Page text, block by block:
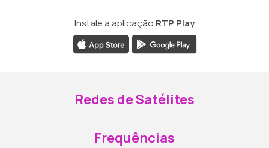
Instale a aplicação RTP Play
Redes de Satélites
Frequências